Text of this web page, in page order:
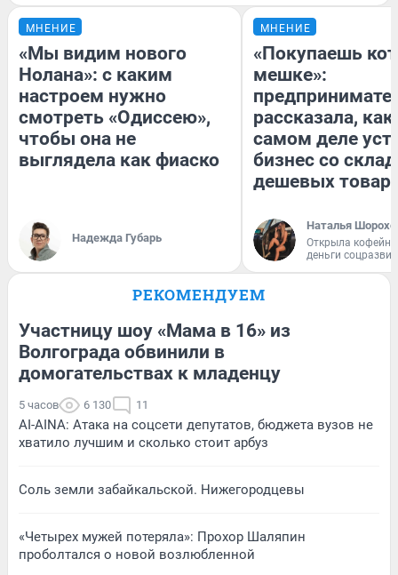
МНЕНИЕ
«Мы видим нового
Нолана»: с каким
настроем нужно
смотреть «Одиссею»,
чтобы она не
выглядела как фиаско
Надежда Губарь
МНЕНИЕ
«Покупаешь
мешке»:
рассказала, как
самом деле
бизнес со
дешевых
Наталья
Открыла
деньги
РЕКОМЕНДУЕМ
Участницу шоу «Мама в 16» из
Волгограда обвинили в
домогательствах к младенцу
5 часов 6 130 11
AI-AINA: Атака на соцсети депутатов, бюджета вузов не
хватило лучшим и сколько стоит арбуз
Соль земли забайкальской. Нижегородцевы
«Четырех мужей потеряла»: Прохор Шаляпин
проболтался о новой возлюбленной